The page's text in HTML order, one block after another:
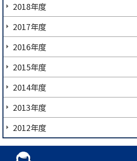
2018年度
2017年度
2016年度
2015年度
2014年度
2013年度
2012年度